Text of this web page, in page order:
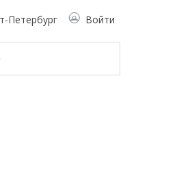
Петербург Войти